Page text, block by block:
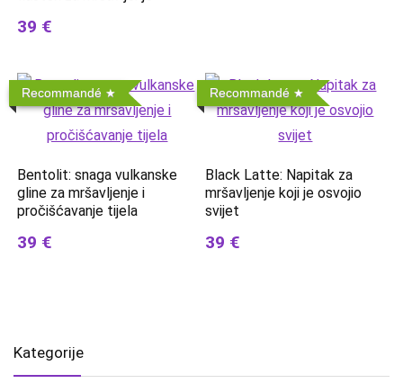
39 €
Recommandé
Bentolit: snaga vulkanske
gline za mršavljenje i
pročišćavanje tijela
39 €
Recommandé
Black Latte: Napitak za
mršavljenje koji je osvojio
svijet
39 €
Kategorije